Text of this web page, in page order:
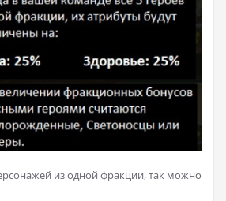
из одной фракции, так можно